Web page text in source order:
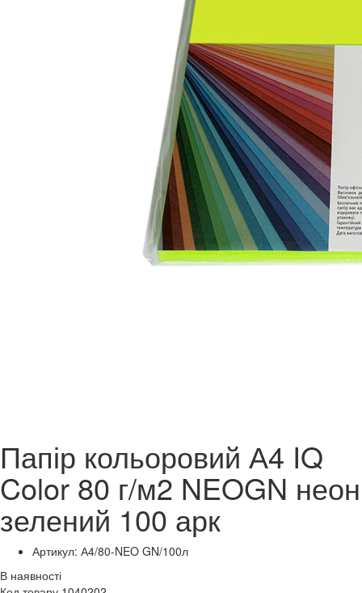
Папір кольоровий А4 IQ
Color 80 г/м2 NEOGN неон
зелений 100 арк
Артикул: А4/80-NEO GN/100л
В наявності